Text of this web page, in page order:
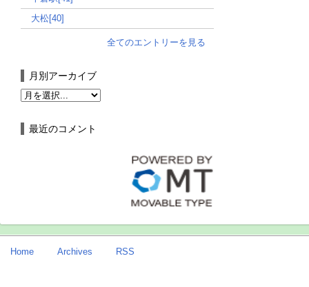
大松[40]
全てのエントリーを見る
月別アーカイブ
最近のコメント
Home Archives RSS